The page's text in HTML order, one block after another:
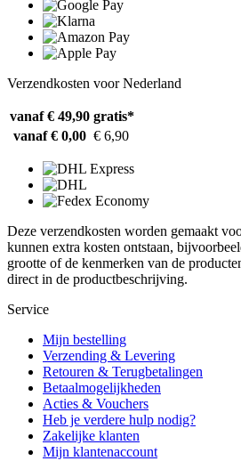
Verzendkosten voor Nederland
vanaf € 49,90 gratis*
vanaf € 0,00 € 6,90
Deze verzendkosten worden gemaakt
kunnen extra kosten ontstaan,
grootte of de kenmerken van de
direct in de productbeschrijving.
Service
Mijn bestelling
Verzending & Levering
Retouren & Terugbetalingen
Betaalmogelijkheden
Acties & Vouchers
Heb je verdere hulp nodig?
Zakelijke klanten
Mijn klantenaccount